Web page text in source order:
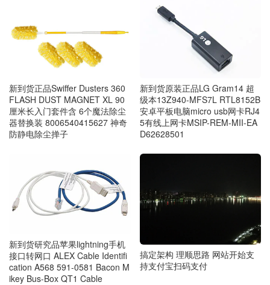
新到货正品Swiffer Dusters 360
FLASH DUST MAGNET XL 90
厘米长入门套件含 6个魔法除尘
器替换装 8006540415627 神奇
防静电除尘掸子
新到货原装正品LG Gram14 超
级本13Z940-MFS7L RTL8152B
安卓平板电脑micro usb网卡RJ4
5有线上网卡MSIP-REM-MII-EA
D62628501
新到货研究品苹果lightning手机
接口转网口 ALEX Cable Identifi
cation A568 591-0581 Bacon M
ikey Bus-Box QT1 Cable
搞定架构 理顺思路 网站开始支
持支付宝扫码支付